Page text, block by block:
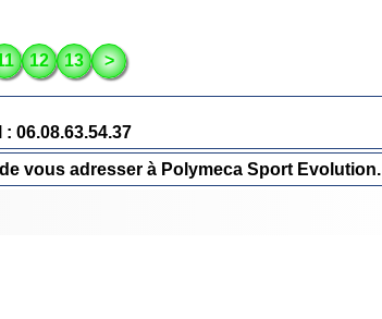
12 13 >
06.08.63.54.37
vous adresser à Polymeca Sport Evolution.